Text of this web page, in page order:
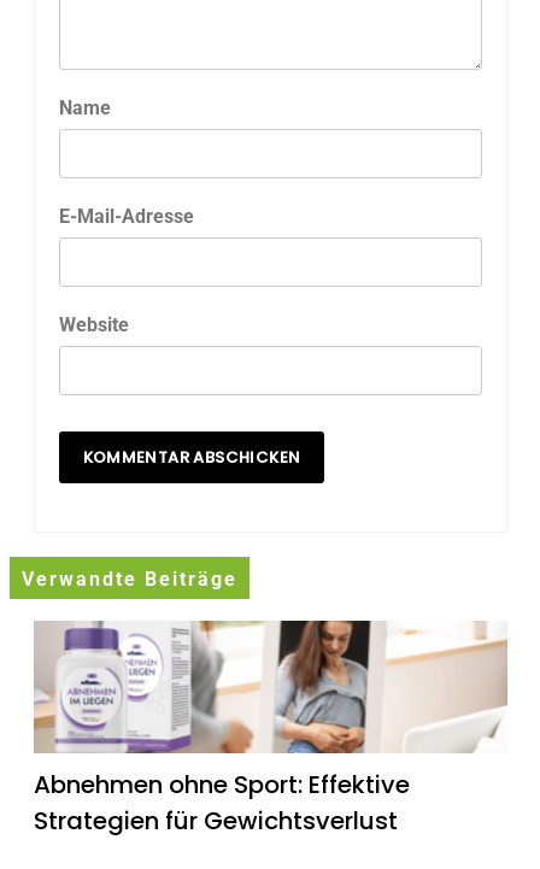
Name
E-Mail-Adresse
Website
Verwandte Beiträge
Abnehmen ohne Sport: Effektive
Strategien für Gewichtsverlust